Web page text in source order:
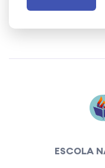
ESCOLA